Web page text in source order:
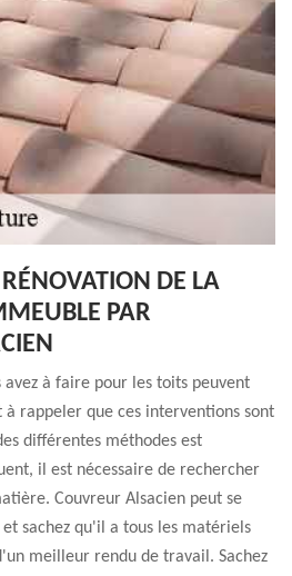
DE LA
PAR
avez à faire pour les toits peuvent
rappeler que ces interventions sont
différentes méthodes est
il est nécessaire de rechercher
Couvreur Alsacien peut se
sachez qu'il a tous les matériels
meilleur rendu de travail. Sachez